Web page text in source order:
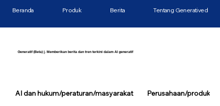
Generatif (Beta) |. Memberikan berita dan tren terkini dalam AI generatif
Beranda Produk Berita Tentang Generatived
AI dan hukum/peraturan/masyarakat Perusahaan/produk/